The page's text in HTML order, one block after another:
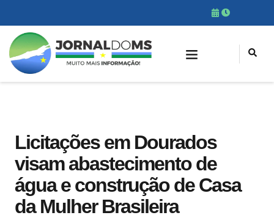
Licitações em Dourados
visam abastecimento de
água e construção de Casa
da Mulher Brasileira